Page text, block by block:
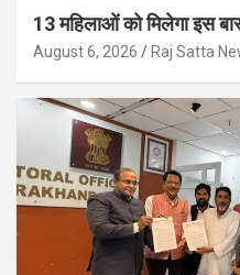
13 महिलाओं को मिलेगा इस
August 6, 2026 Raj Satta